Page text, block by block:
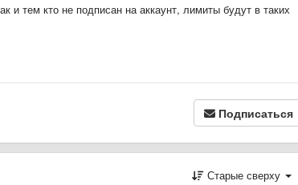
и тем кто не подписан на аккаунт, лимиты будут в таких
Подписаться
Старые сверху